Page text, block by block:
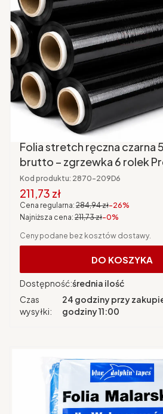
Folia stretch ręczna czarna
brutto
Kod produktu: 2870-209D6
Cena promocyjna brutto
211,73 zł
Cena regularna: 284,94 zł-26%
Najniższa cena: 211,73 zł-0%
Ceny podane bez kosztów dostawy.
DO KOSZYKA
Dostępność:średnia ilość
Czas
wysyłki:
24 godziny przy
godziny 11:00